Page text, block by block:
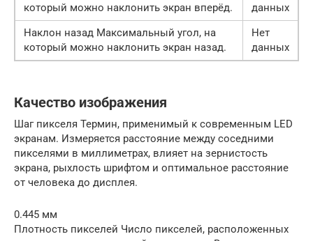
который можно наклонить экран вперёд.
данных
Наклон назад Максимальный угол, на
который можно наклонить экран назад.
Нет
данных
Качество изображения
Шаг пикселя Термин, применимый к современным LED
экранам. Измеряется расстояние между соседними
пикселями в миллиметрах, влияет на зернистость
экрана, рыхлость шрифтом и оптимальное расстояние
от человека до дисплея.
0.445 мм
Плотность пикселей Число пикселей, расположенных